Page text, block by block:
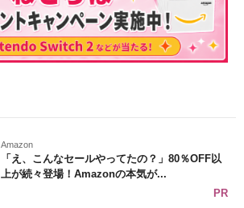
Amazon
「え、こんなセールやってたの？」80％OFF以
上が続々登場！Amazonの本気が...
PR